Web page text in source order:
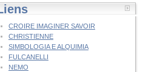
CROIRE IMAGINER SAVOIR
CHRISTIENNE
SIMBOLOGIA E ALQUIMIA
FULCANELLI
NEMO